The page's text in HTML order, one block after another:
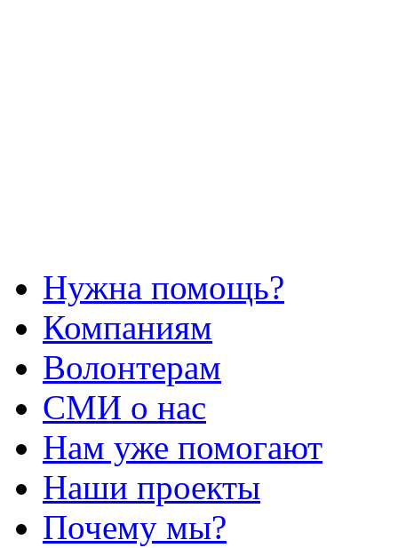
Нужна помощь?
Компаниям
Волонтерам
СМИ о нас
Нам уже помогают
Наши проекты
Почему мы?